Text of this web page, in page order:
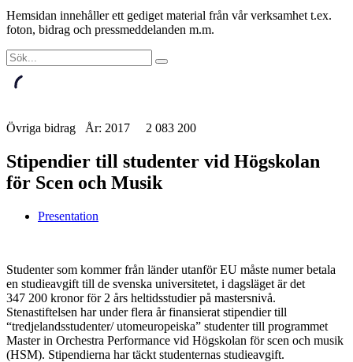
Hemsidan innehåller ett gediget material från vår verksamhet t.ex.
foton, bidrag och pressmeddelanden m.m.
Övriga bidrag År: 2017 2 083 200
Stipendier till studenter vid Högskolan
för Scen och Musik
Presentation
Studenter som kommer från länder utanför EU måste numer betala
en studieavgift till de svenska universitetet, i dagsläget är det
347 200 kronor för 2 års heltidsstudier på mastersnivå.
Stenastiftelsen har under flera år finansierat stipendier till
“tredjelandsstudenter/ utomeuropeiska” studenter till programmet
Master in Orchestra Performance vid Högskolan för scen och musik
(HSM). Stipendierna har täckt studenternas studieavgift.